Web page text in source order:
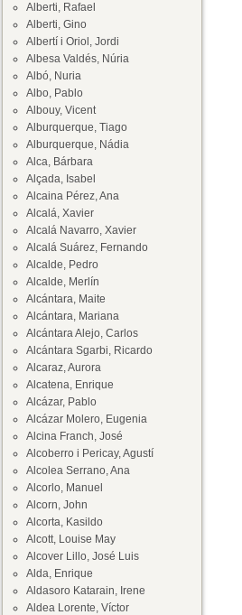
Alberti, Rafael
Alberti, Gino
Albertí i Oriol, Jordi
Albesa Valdés, Núria
Albó, Nuria
Albo, Pablo
Albouy, Vicent
Alburquerque, Tiago
Alburquerque, Nádia
Alca, Bárbara
Alçada, Isabel
Alcaina Pérez, Ana
Alcalá, Xavier
Alcalá Navarro, Xavier
Alcalá Suárez, Fernando
Alcalde, Pedro
Alcalde, Merlín
Alcántara, Maite
Alcántara, Mariana
Alcántara Alejo, Carlos
Alcántara Sgarbi, Ricardo
Alcaraz, Aurora
Alcatena, Enrique
Alcázar, Pablo
Alcázar Molero, Eugenia
Alcina Franch, José
Alcoberro i Pericay, Agustí
Alcolea Serrano, Ana
Alcorlo, Manuel
Alcorn, John
Alcorta, Kasildo
Alcott, Louise May
Alcover Lillo, José Luis
Alda, Enrique
Aldasoro Katarain, Irene
Aldea Lorente, Víctor